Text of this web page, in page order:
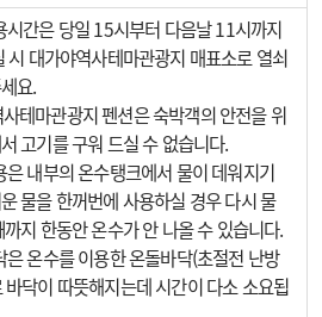
시간은 당일 15시부터 다음날 11시까지
시 대가야역사테마관광지 매표소로 열쇠
요.
테마관광지 펜션은 숙박객의 안전을 위
고기를 구워 드실 수 없습니다.
은 내부의 온수탱크에서 물이 데워지기
물을 한꺼번에 사용하실 경우 다시 물
지 한동안 온수가 안 나올 수 있습니다.
은 온수를 이용한 온돌바닥(초절전 난방
바닥이 따뜻해지는데 시간이 다소 소요됩